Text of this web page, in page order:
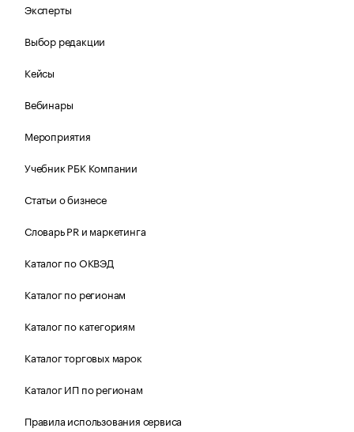
Эксперты
Выбор редакции
Кейсы
Вебинары
Мероприятия
Учебник РБК Компании
Статьи о бизнесе
Словарь PR и маркетинга
Каталог по ОКВЭД
Каталог по регионам
Каталог по категориям
Каталог торговых марок
Каталог ИП по регионам
Правила использования сервиса